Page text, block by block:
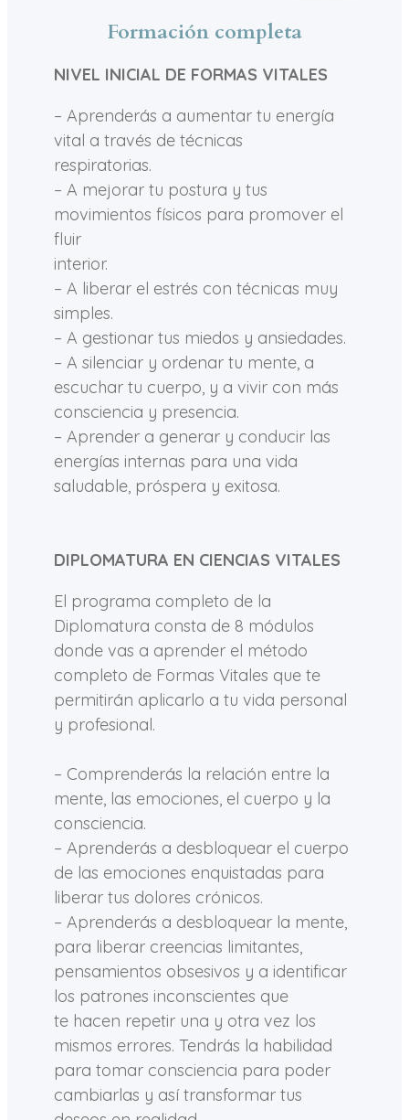
Formación completa
NIVEL INICIAL DE FORMAS VITALES
– Aprenderás a aumentar tu energía
vital a través de técnicas
respiratorias.
– A mejorar tu postura y tus
movimientos físicos para promover el
fluir
interior.
– A liberar el estrés con técnicas muy
simples.
– A gestionar tus miedos y ansiedades.
– A silenciar y ordenar tu mente, a
escuchar tu cuerpo, y a vivir con más
consciencia y presencia.
– Aprender a generar y conducir las
energías internas para una vida
saludable, próspera y exitosa.
DIPLOMATURA EN CIENCIAS VITALES
El programa completo de la
Diplomatura consta de 8 módulos
donde vas a aprender el método
completo de Formas Vitales que te
permitirán aplicarlo a tu vida personal
y profesional.
– Comprenderás la relación entre la
mente, las emociones, el cuerpo y la
consciencia.
– Aprenderás a desbloquear el cuerpo
de las emociones enquistadas para
liberar tus dolores crónicos.
– Aprenderás a desbloquear la mente,
para liberar creencias limitantes,
pensamientos obsesivos y a identificar
los patrones inconscientes que
te hacen repetir una y otra vez los
mismos errores. Tendrás la habilidad
para tomar consciencia para poder
cambiarlas y así transformar tus